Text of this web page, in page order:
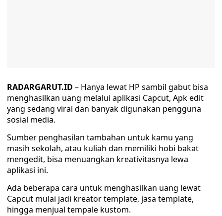
RADARGARUT.ID – Hanya lewat HP sambil gabut bisa
menghasilkan uang melalui aplikasi Capcut, Apk edit
yang sedang viral dan banyak digunakan pengguna
sosial media.
Sumber penghasilan tambahan untuk kamu yang
masih sekolah, atau kuliah dan memiliki hobi bakat
mengedit, bisa menuangkan kreativitasnya lewa
aplikasi ini.
Ada beberapa cara untuk menghasilkan uang lewat
Capcut mulai jadi kreator template, jasa template,
hingga menjual tempale kustom.